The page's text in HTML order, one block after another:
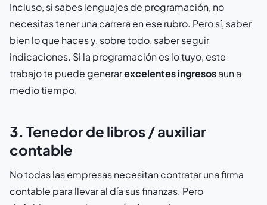
Incluso, si sabes lenguajes de programación, no
necesitas tener una carrera en ese rubro. Pero sí, saber
bien lo que haces y, sobre todo, saber seguir
indicaciones. Si la programación es lo tuyo, este
trabajo te puede generarexcelentes ingresosaun a
medio tiempo.
3. Tenedor de libros / auxiliar
contable
No todas las empresas necesitan contratar una firma
contable para llevar al día sus finanzas. Pero